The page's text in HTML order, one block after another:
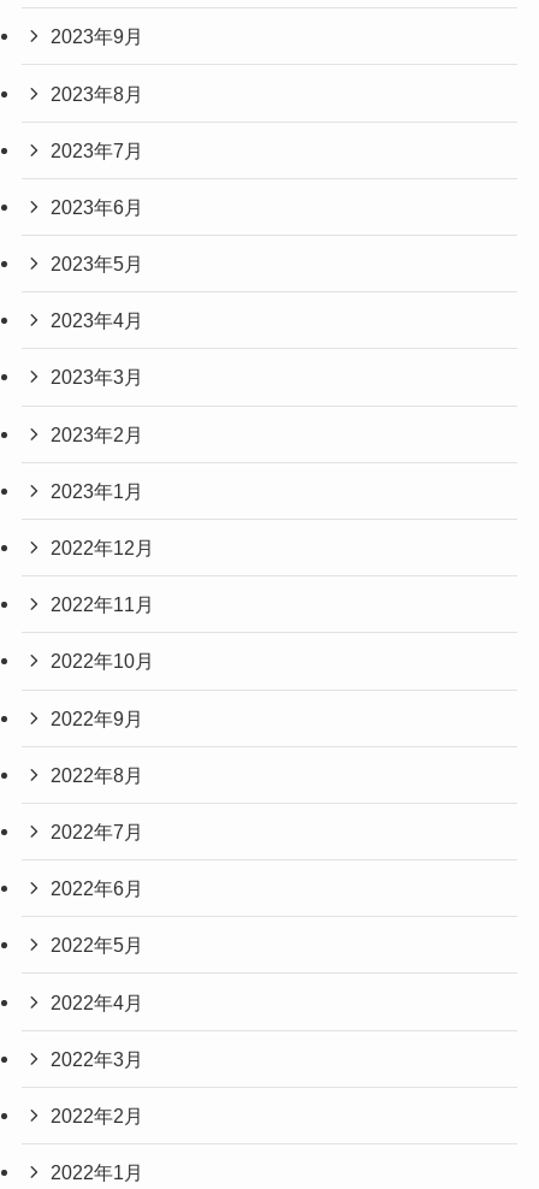
2023年9月
2023年8月
2023年7月
2023年6月
2023年5月
2023年4月
2023年3月
2023年2月
2023年1月
2022年12月
2022年11月
2022年10月
2022年9月
2022年8月
2022年7月
2022年6月
2022年5月
2022年4月
2022年3月
2022年2月
2022年1月